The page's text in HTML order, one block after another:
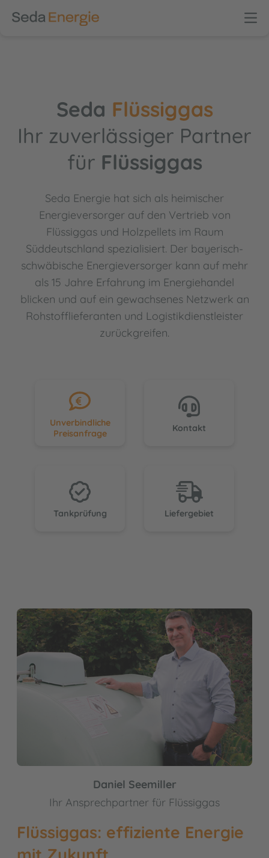
Seda Flüssiggas
Ihr zuverlässiger Partner
für Flüssiggas
Seda Energie hat sich als heimischer
Energieversorger auf den Vertrieb von
Flüssiggas und Holzpellets im Raum
Süddeutschland spezialisiert. Der bayerisch-
schwäbische Energieversorger kann auf mehr
als 15 Jahre Erfahrung im Energiehandel
blicken und auf ein gewachsenes Netzwerk an
Rohstofflieferanten und Logistikdienstleister
zurückgreifen.
Unverbindliche
Preisanfrage
Kontakt
Tankprüfung Liefergebiet
Daniel Seemiller
Ihr Ansprechpartner für Flüssiggas
Flüssiggas: effiziente Energie